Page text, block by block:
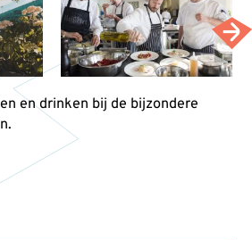
en drinken bij de bijzondere